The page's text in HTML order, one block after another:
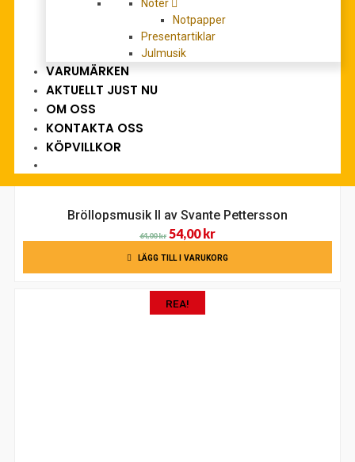
Noter
Notpapper
Presentartiklar
Julmusik
VARUMÄRKEN
AKTUELLT JUST NU
OM OSS
KONTAKTA OSS
KÖPVILLKOR
priset
var:
64,00 kr.
är:
REA!
Bröllopsmusik II av Svante Pettersson
64,00kr Det
ursprungliga
priset
var:
64,00 kr.
54,00krDet
nuvarande
priset
LÄGG TILL I VARUKORG
REA!